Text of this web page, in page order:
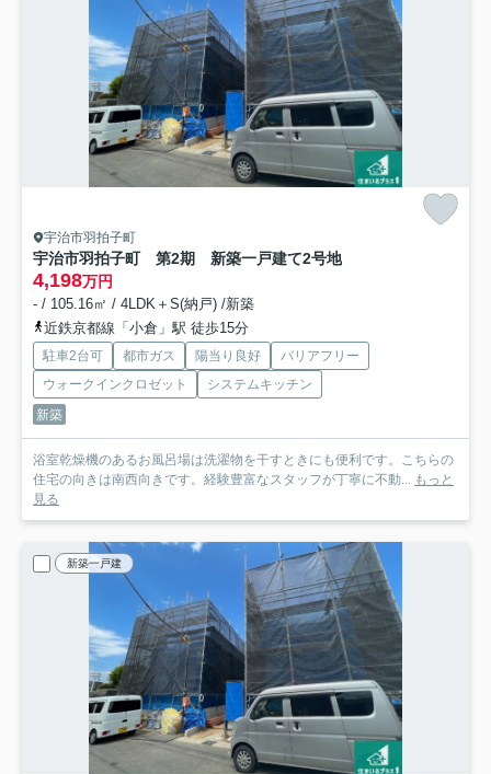
宇治市羽拍子町
宇治市羽拍子町 第2期 新築一戸建て2号地
4,198万円
- / 105.16㎡ / 4LDK＋S(納戸) /新築
近鉄京都線「小倉」駅 徒歩15分
駐車2台可 都市ガス 陽当り良好
バリアフリー
ウォークインクロゼット
システムキッチン
新築
浴室乾燥機のあるお風呂場は洗濯物を干すときにも便利です。こちらの
住宅の向きは南西向きです。経験豊富なスタッフが丁寧に不動...
もっと
見る
新築一戸建